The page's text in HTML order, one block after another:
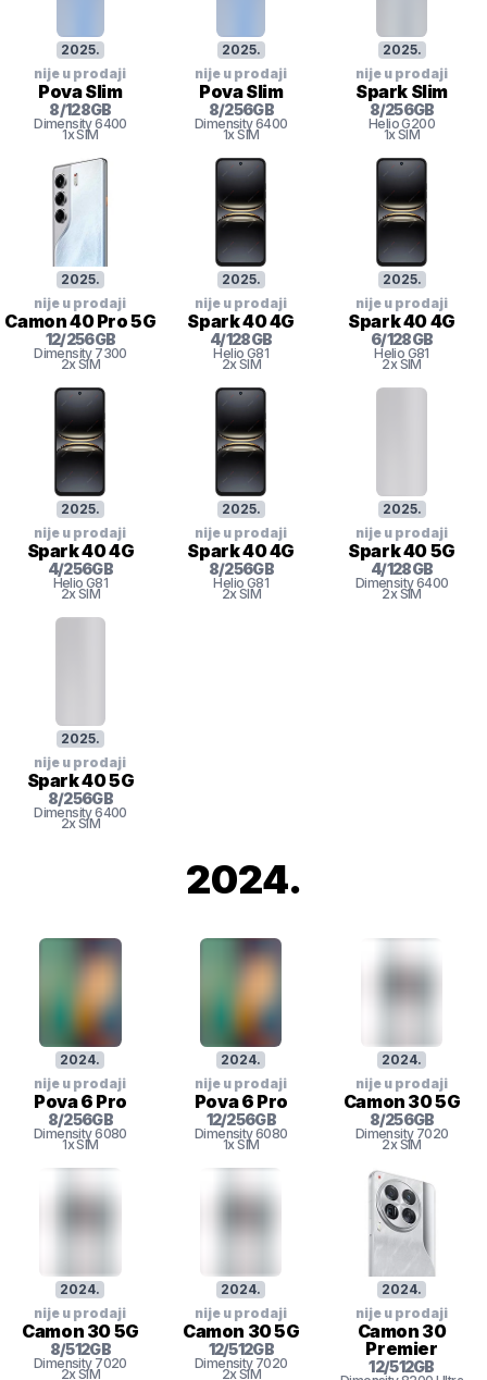
2025.
nije u prodaji
Pova Slim
8/128GB
Dimensity 6400
1x SIM
2025.
nije u prodaji
Pova Slim
8/256GB
Dimensity 6400
1x SIM
2025.
nije u prodaji
Spark Slim
8/256GB
Helio G200
1x SIM
2025.
nije u prodaji
Camon 40 Pro 5G
12/256GB
Dimensity 7300
2x SIM
2025.
nije u prodaji
Spark 40 4G
4/128GB
Helio G81
2x SIM
2025.
nije u prodaji
Spark 40 4G
6/128GB
Helio G81
2x SIM
2025.
nije u prodaji
Spark 40 4G
4/256GB
Helio G81
2x SIM
2025.
nije u prodaji
Spark 40 4G
8/256GB
Helio G81
2x SIM
2025.
nije u prodaji
Spark 40 5G
4/128GB
Dimensity 6400
2x SIM
2025.
nije u prodaji
Spark 40 5G
8/256GB
Dimensity 6400
2x SIM
2024.
2024.
nije u prodaji
Pova 6 Pro
8/256GB
Dimensity6080
1x SIM
2024.
nije u prodaji
Pova 6 Pro
12/256GB
Dimensity6080
1x SIM
2024.
nije u prodaji
Camon 30 5G
8/256GB
Dimensity 7020
2x SIM
2024.
nije u prodaji
Camon 30 5G
8/512GB
Dimensity 7020
2x SIM
2024.
nije u prodaji
Camon 30 5G
12/512GB
Dimensity 7020
2x SIM
2024.
nije u prodaji
Camon 30
Premier
12/512GB